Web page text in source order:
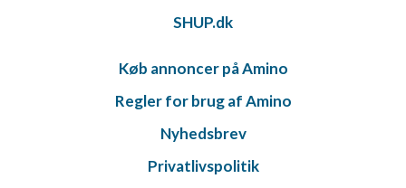
SHUP.dk
Køb annoncer på Amino
Regler for brug af Amino
Nyhedsbrev
Privatlivspolitik